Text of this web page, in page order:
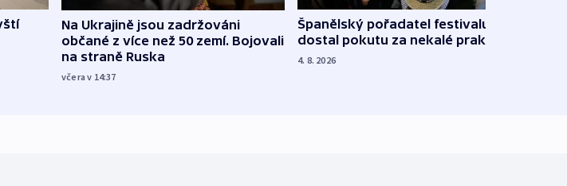
Na Ukrajině jsou zadržováni
občané z více než 50 zemí. Bojovali
na straně Ruska
včera v 14:37
Španělský pořadatel festivalu
dostal pokutu za nekalé praktiky
4. 8. 2026